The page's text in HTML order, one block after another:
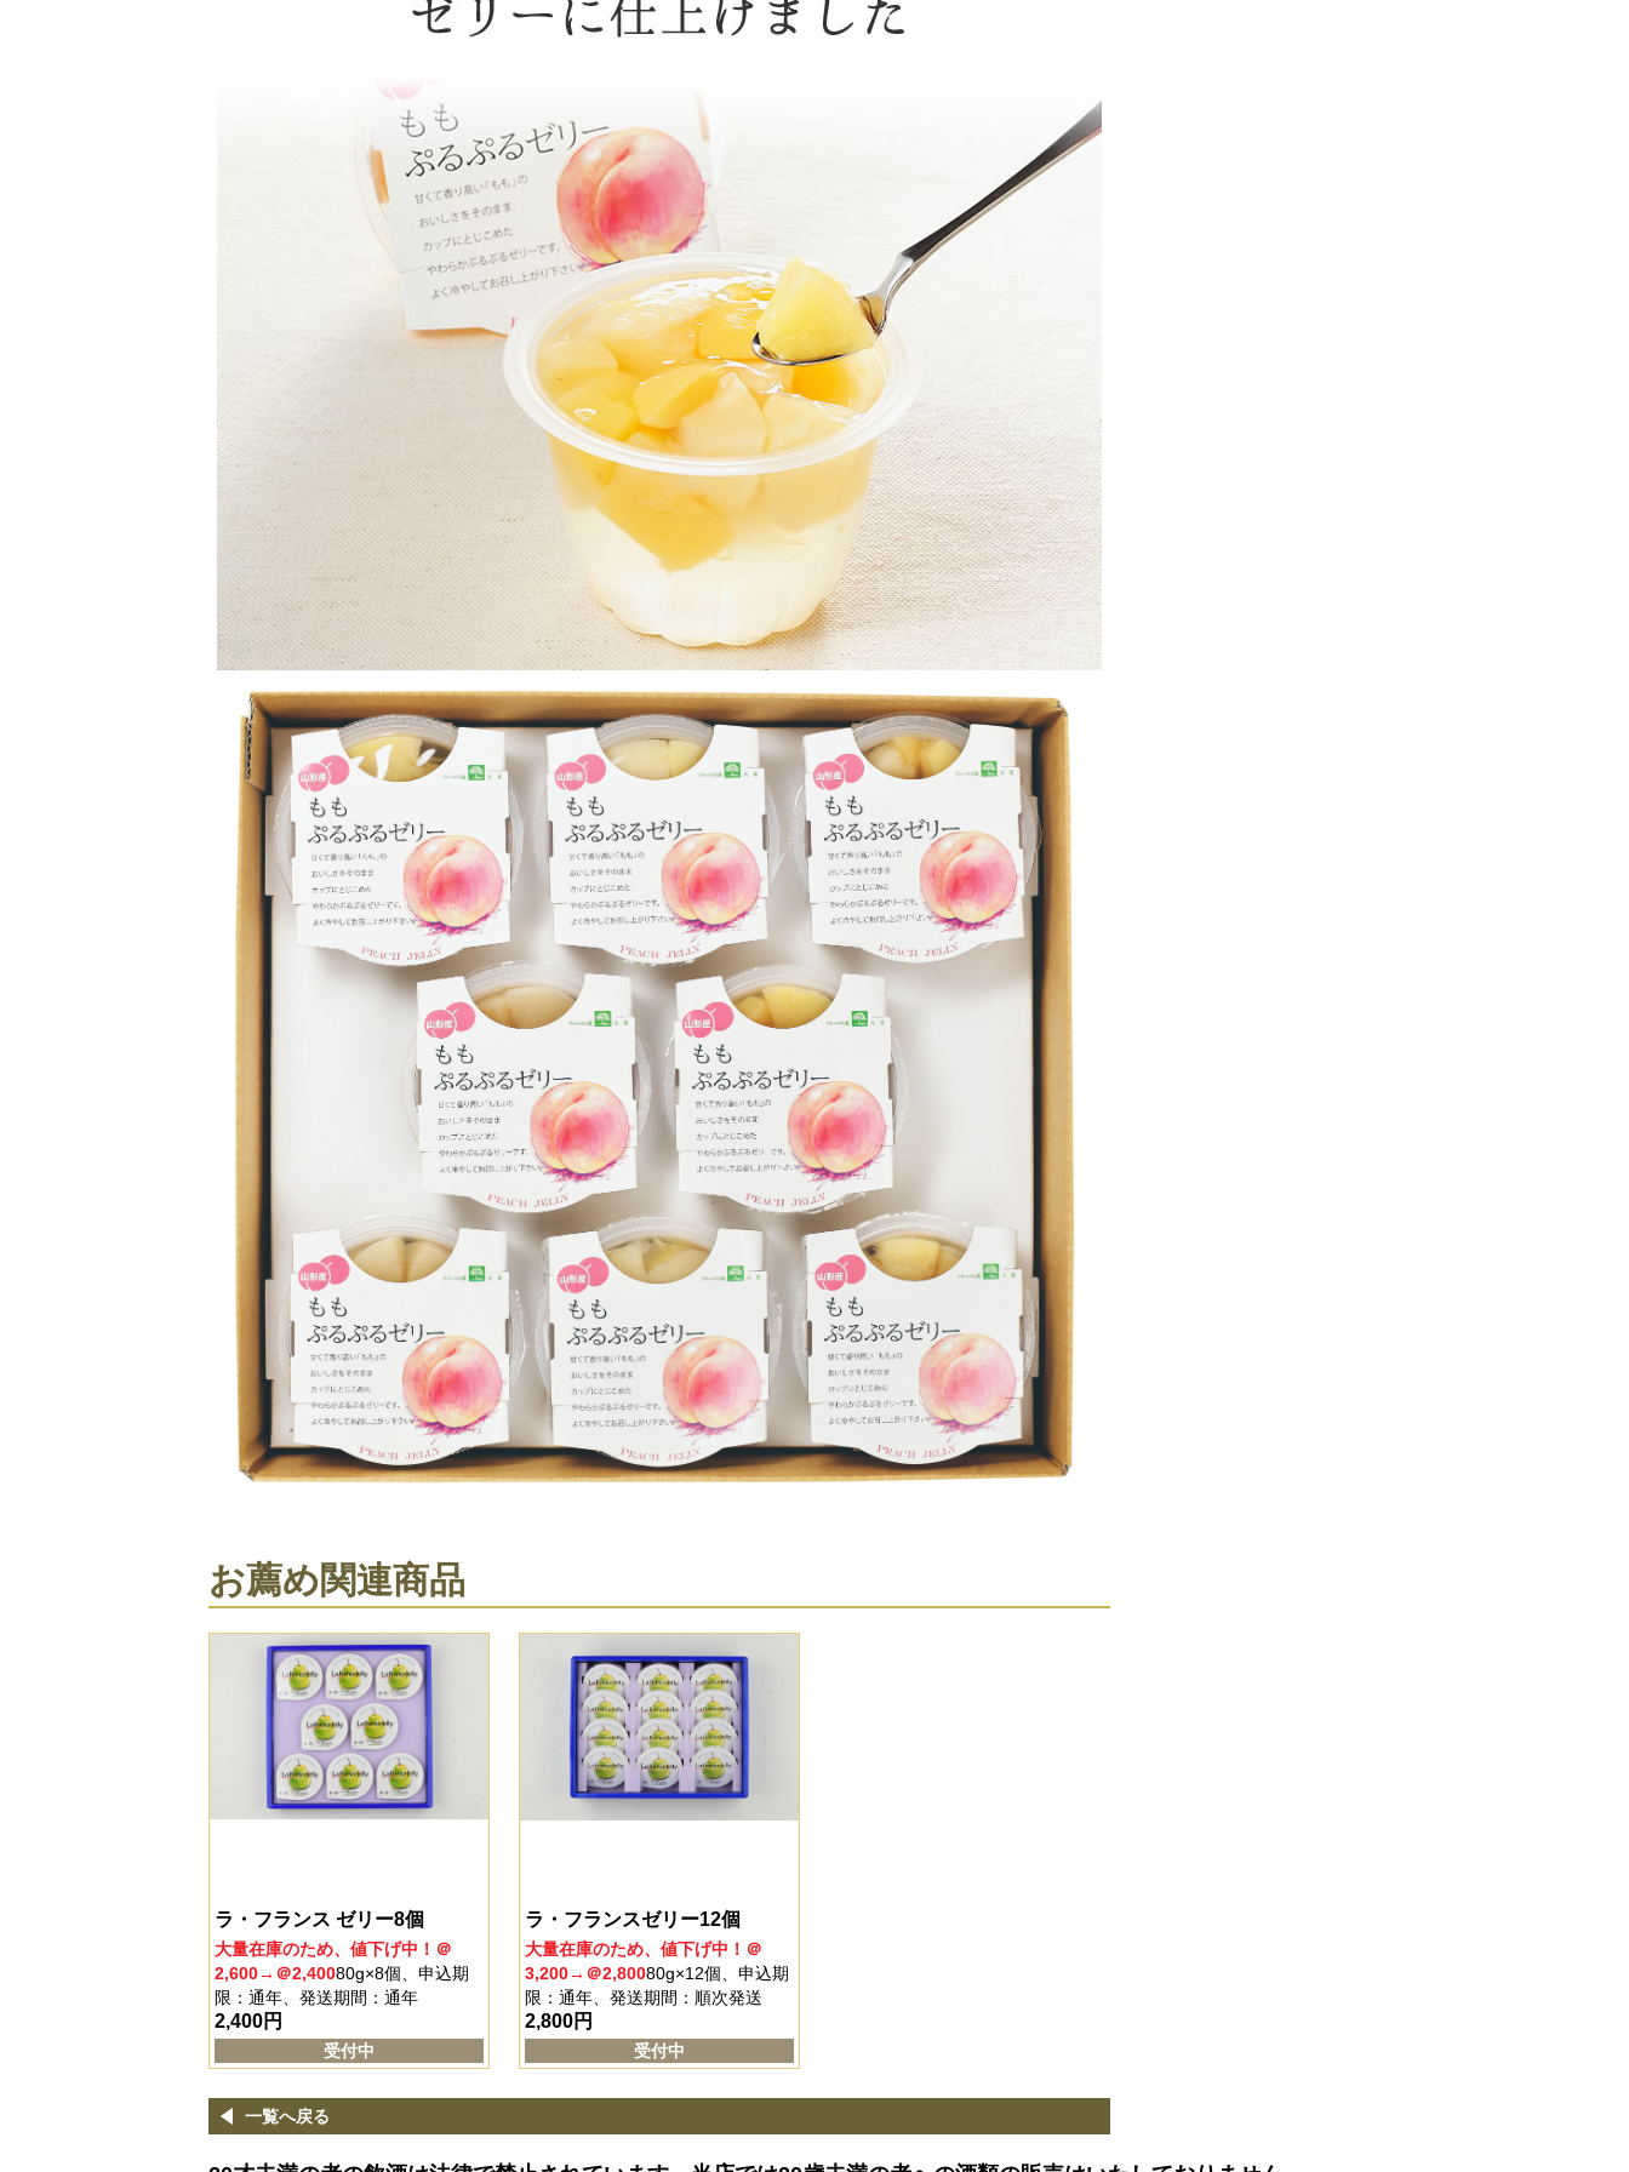
お薦め関連商品
ラ・フランス ゼリー8個
大量在庫のため、値下げ中！＠
2,600→＠2,40080g×8個、申込期
限：通年、発送期間：通年
2,400円
受付中
ラ・フランスゼリー12個
大量在庫のため、値下げ中！＠
3,200→＠2,80080g×12個、申込期
限：通年、発送期間：順次発送
2,800円
受付中
一覧へ戻る